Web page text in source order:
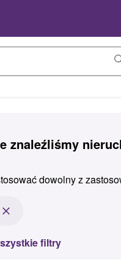
znaleźliśmy
dowolny z
filtry